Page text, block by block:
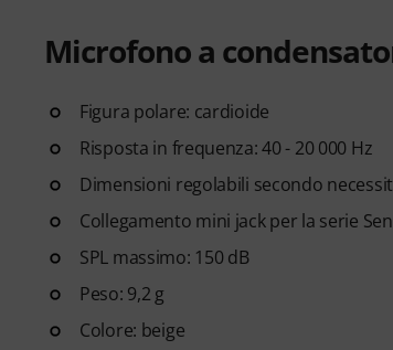
Microfono a
Figura polare: cardioide
Risposta in frequenza: 40 - 20 000 Hz
Dimensioni regolabili secondo
Collegamento mini jack per la serie
SPL massimo: 150 dB
Peso: 9,2 g
Colore: beige